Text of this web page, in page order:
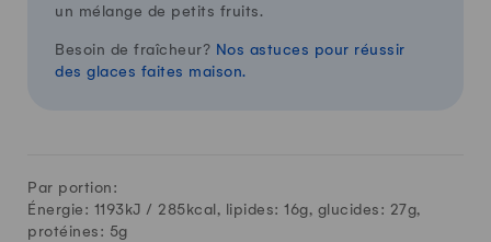
un mélange de petits fruits.
Besoin de fraîcheur? Nos astuces pour réussir
des glaces faites maison.
Par portion:
Énergie: 1193kJ / 285 kcal, lipides: 16g, glucides: 27g,
protéines: 5g